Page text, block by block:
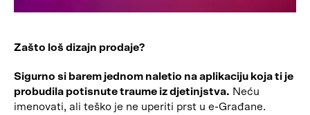
Zašto loš dizajn prodaje?
Sigurno si barem jednom naletio na aplikaciju koja ti je
probudila potisnute traume iz djetinjstva. Neću
imenovati, ali teško je ne uperiti prst u e-Građane.